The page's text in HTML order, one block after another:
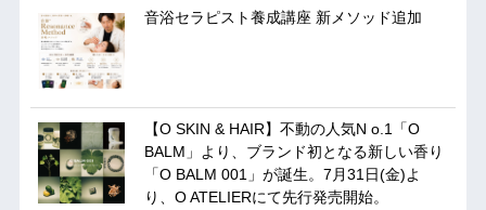
音浴セラピスト養成講座 新メソッド追加
【O SKIN & HAIR】不動の人気N o.1「O
BALM」より、ブランド初となる新しい香り
「O BALM 001」が誕生。7月31日(金)よ
り、O ATELIERにて先行発売開始。